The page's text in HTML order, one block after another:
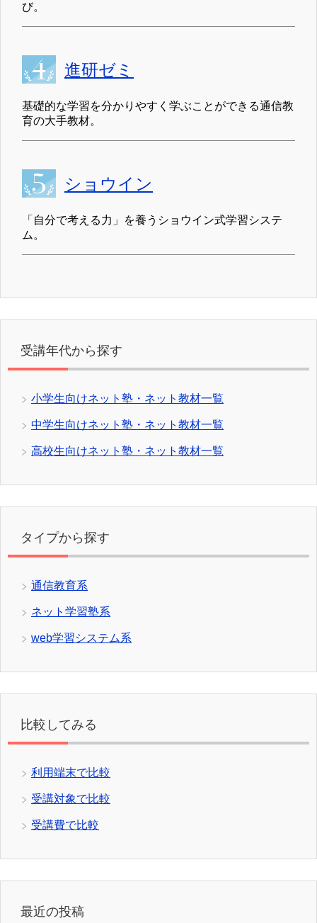
び。
進研ゼミ
基礎的な学習を分かりやすく学ぶことができる通信教
育の大手教材。
ショウイン
「自分で考える力」を養うショウイン式学習システ
ム。
受講年代から探す
小学生向けネット塾・ネット教材一覧
中学生向けネット塾・ネット教材一覧
高校生向けネット塾・ネット教材一覧
タイプから探す
通信教育系
ネット学習塾系
web学習システム系
比較してみる
利用端末で比較
受講対象で比較
受講費で比較
最近の投稿